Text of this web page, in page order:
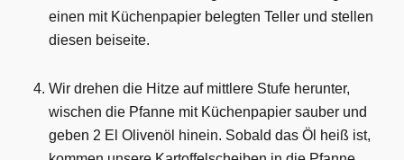
einen mit Küchenpapier belegten Teller und stellen
diesen beiseite.
Wir drehen die Hitze auf mittlere Stufe herunter,
wischen die Pfanne mit Küchenpapier sauber und
geben 2 El Olivenöl hinein. Sobald das Öl heiß ist,